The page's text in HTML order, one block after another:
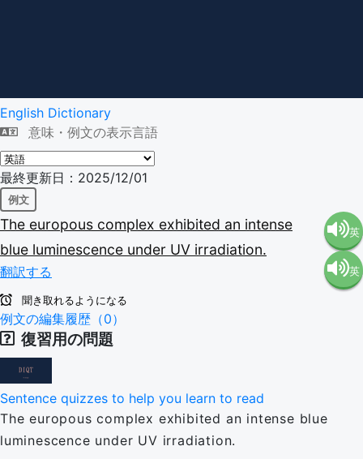
English Dictionary
意味・例文の表示言語
最終更新日：2025/12/01
例文
The europous complex exhibited an intense
blue luminescence under UV irradiation.
翻訳する
英
語（米
英
聞き取れるようになる
例文の編集履歴（0）
復習用の問題
Sentence quizzes to help you learn to read
The europous complex exhibited an intense blue
luminescence under UV irradiation.